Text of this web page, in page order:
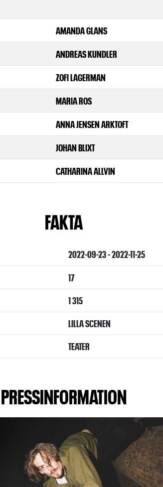
AMANDA GLANS
ANDREAS KUNDLER
ZOFI LAGERMAN
MARIA ROS
ANNA JENSEN ARKTOFT
JOHAN BLIXT
CATHARINA ALLVIN
FAKTA
2022-09-23 - 2022-11-25
17
1 315
LILLA SCENEN
TEATER
PRESSINFORMATION